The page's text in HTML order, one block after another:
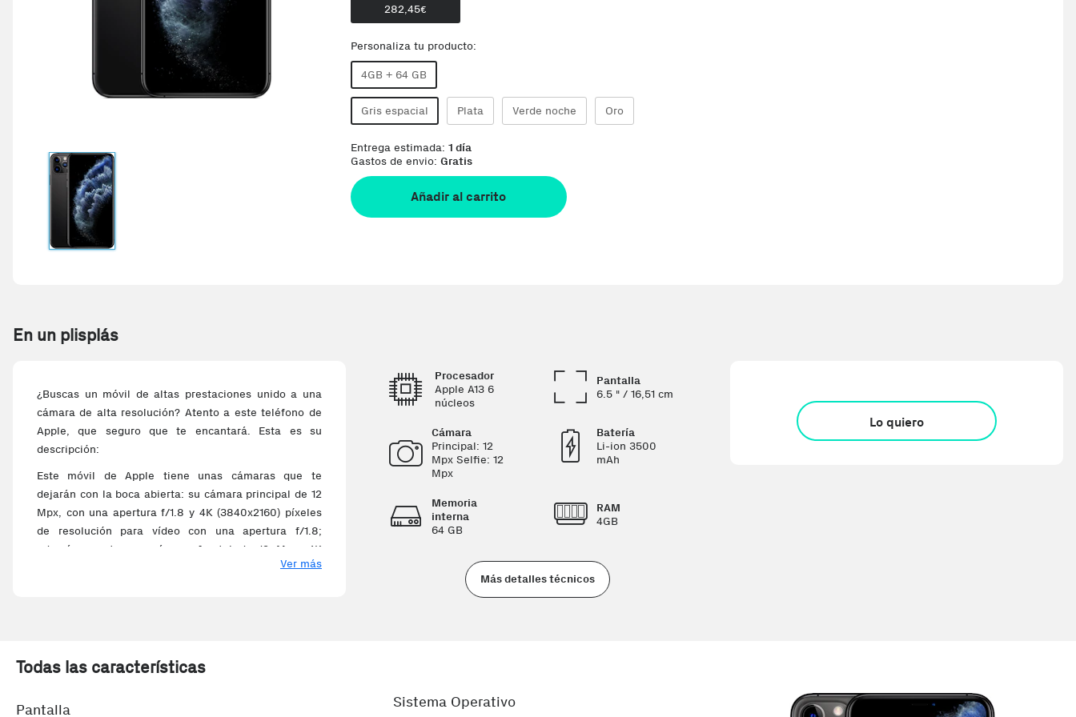
282,45€
Personaliza tu producto:
4GB + 64 GB
Gris espacial Plata Verde noche Oro
Entrega estimada: 1 día
Gastos de envio: Gratis
Añadir al carrito
En un plisplás
¿Buscas un móvil de altas prestaciones unido a una
cámara de alta resolución? Atento a este teléfono de
Apple, que seguro que te encantará. Esta es su
descripción:
Este móvil de Apple tiene unas cámaras que te
dejarán con la boca abierta: su cámara principal de 12
Mpx, con una apertura f/1.8 y 4K (3840x2160) píxeles
de resolución para vídeo con una apertura f/1.8;
además cuenta con cámara frontal de 12 Mpx, 4K
(3840x2160) píxeles para vídeo y f/2.2 de apertura
6,5 pulgadas (16.51 cm) para una resolución de
Ver más
Procesador
Apple A13 6
núcleos
Pantalla
6.5 " / 16,51 cm
Cámara
Principal: 12
Mpx Selfie: 12
Mpx
Batería
Li-ion 3500
mAh
Memoria
interna
64 GB
RAM
4GB
Más detalles técnicos
Lo quiero
Todas las características
Pantalla Sistema Operativo